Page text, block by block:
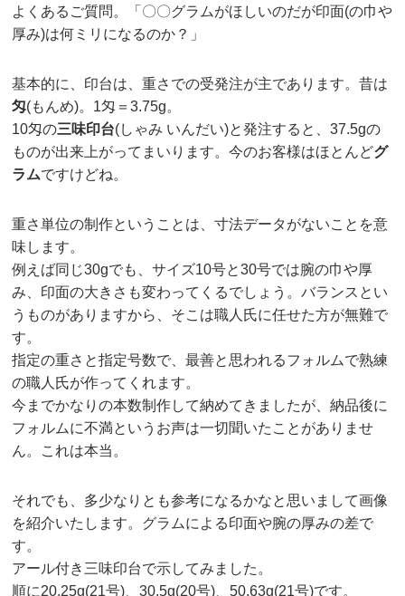
よくあるご質問。「〇〇グラムがほしいのだが印面(の巾や
厚み)は何ミリになるのか？」
基本的に、印台は、重さでの受発注が主であります。昔は
匁(もんめ)。1匁＝3.75g。
10匁の三味印台(しゃみ いんだい)と発注すると、37.5gの
ものが出来上がってまいります。今のお客様はほとんどグ
ラムですけどね。
重さ単位の制作ということは、寸法データがないことを意
味します。
例えば同じ30gでも、サイズ10号と30号では腕の巾や厚
み、印面の大きさも変わってくるでしょう。バランスとい
うものがありますから、そこは職人氏に任せた方が無難で
す。
指定の重さと指定号数で、最善と思われるフォルムで熟練
の職人氏が作ってくれます。
今までかなりの本数制作して納めてきましたが、納品後に
フォルムに不満というお声は一切聞いたことがありませ
ん。これは本当。
それでも、多少なりとも参考になるかなと思いまして画像
を紹介いたします。グラムによる印面や腕の厚みの差で
す。
アール付き三味印台で示してみました。
順に20.25g(21号)、30.5g(20号)、50.63g(21号)です。